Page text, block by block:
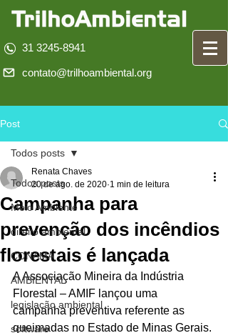
31 3245-8941
contato@trilhoambiental.org
Post
Todos posts
Meio Ambiente
direito ambiental
CONAMA
AMBIENTAL
legislação ambiental
software
Todos posts
Campanha para
prevenção dos incêndios
florestais é lançada
Renata Chaves
20 de ago. de 2020 1 min de leitura
A Associação Mineira da Indústria
Florestal – AMIF lançou uma
campanha preventiva referente as
queimadas no Estado de Minas Gerais.